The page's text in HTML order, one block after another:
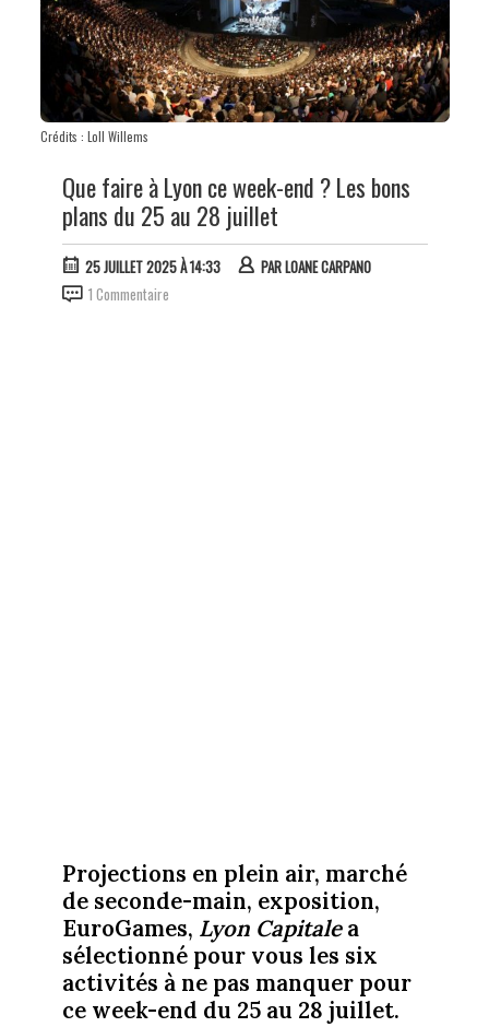
Crédits : Loll Willems
Que faire à Lyon ce week-end ? Les bons
plans du 25 au 28 juillet
25 JUILLET 2025 À 14:33 PARLOANE CARPANO
1 Commentaire
Projections en plein air, marché
de seconde-main, exposition,
EuroGames, Lyon Capitalea
sélectionné pour vous les six
activités à ne pas manquer pour
ce week-end du 25 au 28 juillet.